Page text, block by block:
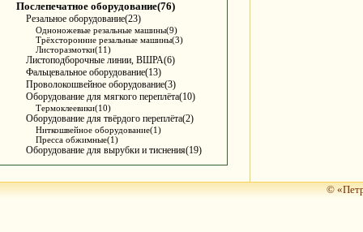
Послепечатное оборудование(76)
Резальное оборудование(23)
Одноножевые резальные машины(9)
Трёхсторонние резальные машины(3)
Листоразмотки(11)
Листоподборочные линии, ВШРА(6)
Фальцевальное оборудование(13)
Проволокошвейное оборудование(3)
Оборудование для мягкого переплёта(10)
Термоклеевики(10)
Оборудование для твёрдого переплёта(2)
Ниткошвейное оборудование(1)
Пресса обжимные(1)
Оборудование для вырубки и тиснения(19)
©